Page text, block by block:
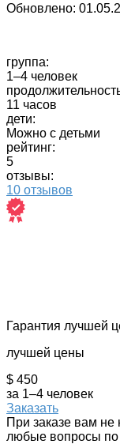
Обновлено:
группа:
1–4 человек
11 часов
дети:
Можно с детьми
рейтинг:
5
отзывы:
10 отзывов
Гарантия лучшей
лучшей цены
$ 450
за 1–4 человек
Заказать
При заказе вам не
любые вопросы по